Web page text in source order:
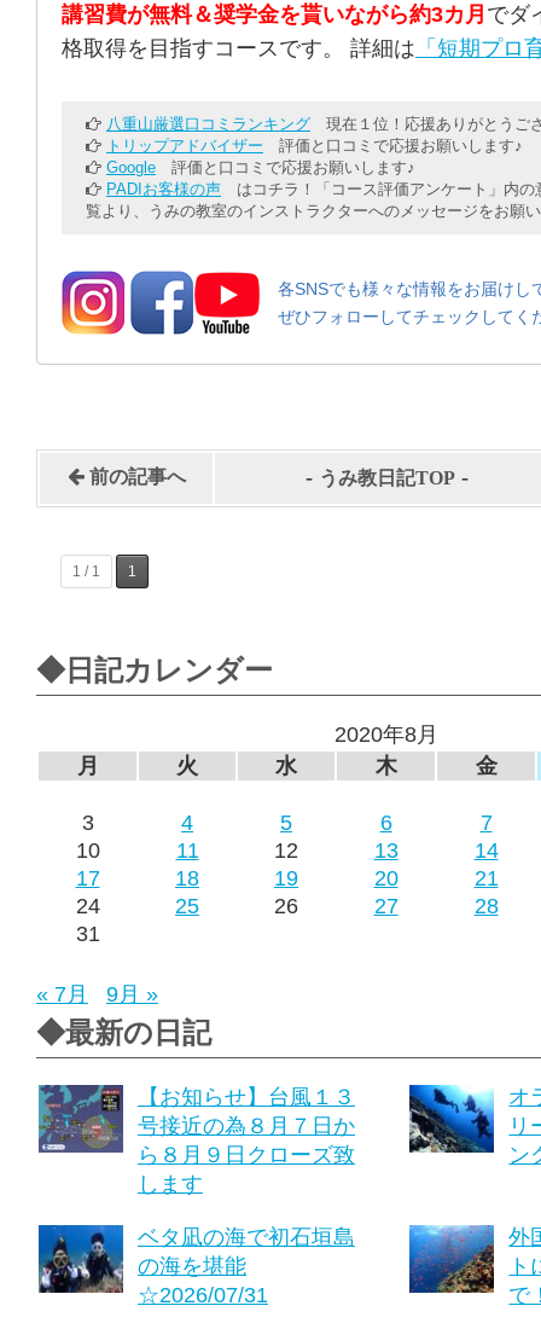
講習費が無料＆奨学金を貰いながら約3カ月 でダ
格取得を目指すコースです。 詳細は 「短期プロ
八重山厳選口コミランキング 現在１位！応援ありがとうご
トリップアドバイザー 評価と口コミで応援お願いします♪
Google 評価と口コミで応援お願いします♪
PADIお客様の声 はコチラ！「コース評価アンケート」内の
覧より、うみの教室のインストラクターへのメッセージをお願
各SNSでも様々な情報をお届けし
ぜひフォローしてチェックしてく
前の記事へ - うみ教日記TOP -
1 / 1 1
◆日記カレンダー
2020年8月
月
火 水 木 金
3 4 5 6
7
10
11 12 13
14
17
18 19 20
21
24
25 26 27
28
31
« 7月 9月 »
◆最新の日記
【お知らせ】台風１３
号接近の為８月７日か
ら８月９日クローズ致
します
オ
リ
ン
ベタ凪の海で初石垣島
の海を堪能
☆2026/07/31
外
で